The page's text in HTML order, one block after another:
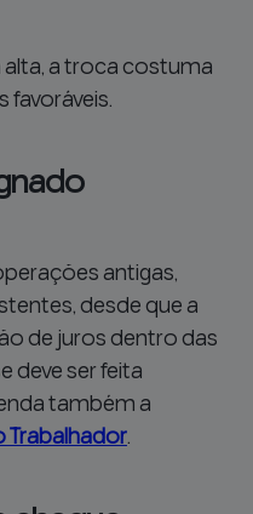
alta, a troca costuma
favoráveis.
antigas,
desde que a
de juros dentro das
deve ser feita
também a
.